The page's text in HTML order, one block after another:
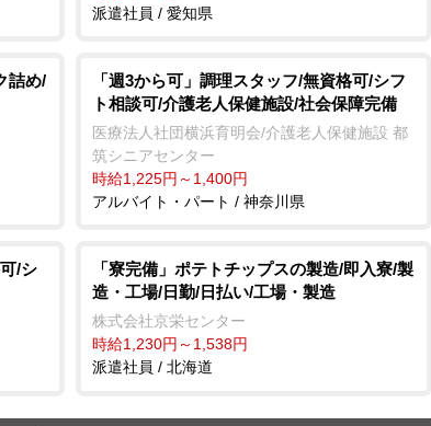
派遣社員 / 愛知県
詰め/
「週3から可」調理スタッフ/無資格可/シフ
ト相談可/介護老人保健施設/社会保障完備
医療法人社団横浜育明会/介護老人保健施設 都
筑シニアセンター
時給1,225円～1,400円
アルバイト・パート / 神奈川県
/シ
「寮完備」ポテトチップスの製造/即入寮/製
造・工場/日勤/日払い/工場・製造
株式会社京栄センター
時給1,230円～1,538円
派遣社員 / 北海道